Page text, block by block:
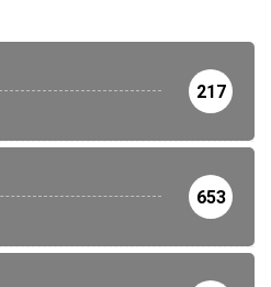
217
653